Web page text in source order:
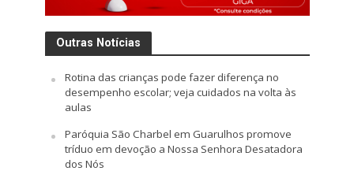
Outras Notícias
Rotina das crianças pode fazer diferença no
desempenho escolar; veja cuidados na volta às
aulas
Paróquia São Charbel em Guarulhos promove
tríduo em devoção a Nossa Senhora Desatadora
dos Nós